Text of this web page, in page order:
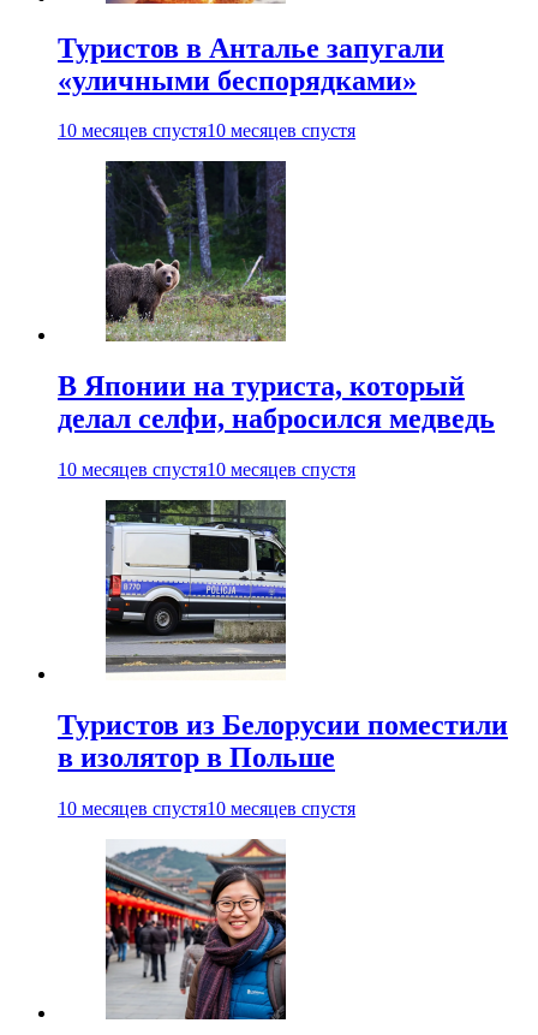
Туристов в Анталье запугали
«уличными беспорядками»
10 месяцев спустя10 месяцев спустя
В Японии на туриста, который
делал селфи, набросился медведь
10 месяцев спустя10 месяцев спустя
Туристов из Белорусии поместили
в изолятор в Польше
10 месяцев спустя10 месяцев спустя